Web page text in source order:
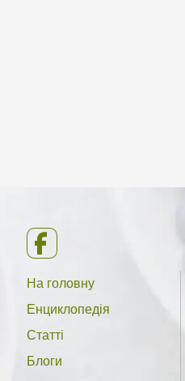
На головну
Енциклопедія
Статті
Блоги